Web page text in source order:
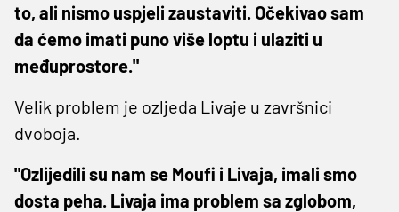
to, ali nismo uspjeli zaustaviti. Očekivao sam
da ćemo imati puno više loptu i ulaziti u
međuprostore."
Velik problem je ozljeda Livaje u završnici
dvoboja.
"Ozlijedili su nam se Moufi i Livaja, imali smo
dosta peha. Livaja ima problem sa zglobom,